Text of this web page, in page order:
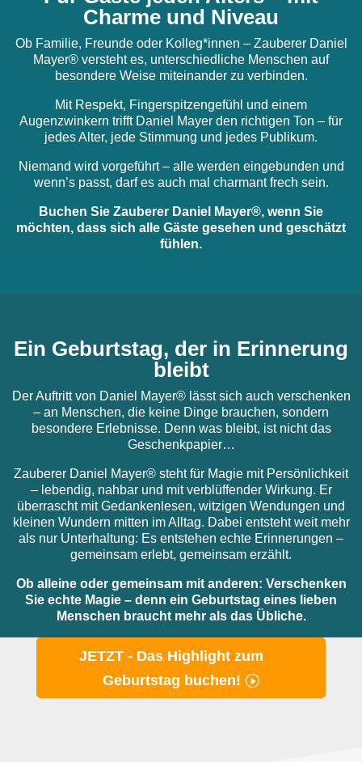
Charme und Niveau
Ob Familie, Freunde oder Kolleg*innen – Zauberer Daniel
Mayer® versteht es, unterschiedliche Menschen auf
besondere Weise miteinander zu verbinden.
Mit Respekt, Fingerspitzengefühl und einem
Augenzwinkern trifft Daniel Mayer den richtigen Ton – für
jedes Alter, jede Stimmung und jedes Publikum.
Niemand wird vorgeführt – alle werden eingebunden und
wenn’s passt, darf es auch mal charmant frech sein.
Buchen Sie Zauberer Daniel Mayer®, wenn Sie
möchten, dass sich alle Gäste gesehen und geschätzt
fühlen.
Ein Geburtstag, der in Erinnerung
bleibt
Der Auftritt von Daniel Mayer® lässt sich auch verschenken
– an Menschen, die keine Dinge brauchen, sondern
besondere Erlebnisse. Denn was bleibt, ist nicht das
Geschenkpapier…
Zauberer Daniel Mayer® steht für Magie mit Persönlichkeit
– lebendig, nahbar und mit verblüffender Wirkung. Er
überrascht mit Gedankenlesen, witzigen Wendungen und
kleinen Wundern mitten im Alltag. Dabei entsteht weit mehr
als nur Unterhaltung: Es entstehen echte Erinnerungen –
gemeinsam erlebt, gemeinsam erzählt.
Ob alleine oder gemeinsam mit anderen: Verschenken
Sie echte Magie – denn ein Geburtstag eines lieben
Menschen braucht mehr als das Übliche.
JETZT - Das Highlight zum
Geburtstag buchen!